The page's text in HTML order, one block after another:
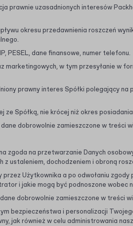
prawnie uzasadnionych interesów
okresu przedawnienia roszczeń
PESEL, dane finansowe, numer telefonu.
marketingowych, w tym przesyłanie w
prawny interes Spółki polegający
Spółką, nie krócej niż okres
dobrowolnie zamieszczone w treści
zgoda na przetwarzanie Danych
ustaleniem, dochodzeniem i obroną
Użytkownika a po odwołaniu
i jakie mogą być podnoszone wobec
dobrowolnie zamieszczone w treści
bezpieczeństwa i personalizacji
jak również w celu administrowania